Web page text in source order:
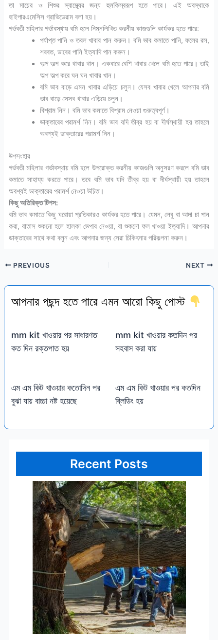
তা মায়ের ও শিশুর স্বাস্থ্যের জন্য হুমকিস্বরূপ হতে পারে। এই অবস্থাকে
হাইপারএমেসিস গ্রাভিডেরাম বলা হয়।
গর্ভবতী মহিলার গর্ভাবস্থায় বমি হলে নিম্নলিখিত করনীয় কাজগুলি কার্যকর হতে পারে:
পর্যাপ্ত পানি ও তরল খাবার পান করুন। বমি ভাব কমাতে পানি, ফলের রস,
শরবত, ডাবের পানি ইত্যাদি পান করুন।
অল্প অল্প করে খাবার খান। একবারে বেশি খাবার খেলে বমি হতে পারে। তাই
অল্প অল্প করে ঘন ঘন খাবার খান।
বমি ভাব বাড়ে এমন খাবার এড়িয়ে চলুন। যেসব খাবার খেলে আপনার বমি
ভাব বাড়ে সেসব খাবার এড়িয়ে চলুন।
বিশ্রাম নিন। বমি ভাব কমাতে বিশ্রাম নেওয়া গুরুত্বপূর্ণ।
ডাক্তারের পরামর্শ নিন। বমি ভাব যদি তীব্র হয় বা দীর্ঘস্থায়ী হয় তাহলে
অবশ্যই ডাক্তারের পরামর্শ নিন।
উপসংহার
গর্ভবতী মহিলার গর্ভাবস্থায় বমি হলে উপরোক্ত করনীয় কাজগুলি অনুসরণ করলে বমি ভাব
কমাতে সাহায্য করতে পারে। তবে বমি ভাব যদি তীব্র হয় বা দীর্ঘস্থায়ী হয় তাহলে
অবশ্যই ডাক্তারের পরামর্শ নেওয়া উচিত।
কিছু অতিরিক্ত টিপস:
বমি ভাব কমাতে কিছু ঘরোয়া প্রতিকারও কার্যকর হতে পারে। যেমন, লেবু বা আদা চা পান
করা, বাতাস শুকনো হলে হালকা ভেপার নেওয়া, বা শুকনো ফল খাওয়া ইত্যাদি। আপনার
ডাক্তারের সাথে কথা বলুন এবং আপনার জন্য সেরা চিকিৎসার পরিকল্পনা করুন।
PREVIOUS NEXT
আপনার পছন্দ হতে পারে এমন আরো কিছু পোস্ট
mm kit খাওয়ার পর সাধারণত
কত দিন রক্তপাত হয়
mm kit খাওয়ার কতদিন পর
সহবাস করা যায়
এম এম কিট খাওয়ার কতোদিন পর
বুঝা যায় বাচ্চা নষ্ট হয়েছে
এম এম কিট খাওয়ার পর কতদিন
ব্লিডিং হয়
Recent Posts